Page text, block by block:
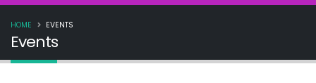
Events
HOME EVENTS